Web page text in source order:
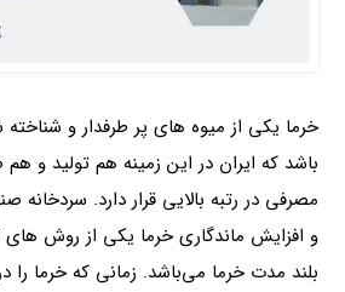
خرما یکی از میوه‌ های پر طرفدار و
باشد که ایران در این زمینه هم تولید و
مصرفی در رتبه بالایی قرار دارد. سردخانه
و افزایش ماندگاری خرما یکی از روش‌ های
بلند مدت خرما می‌باشد. زمانی‌ که خرما را